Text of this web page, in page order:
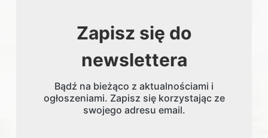
Zapisz się do
newslettera
Bądź na bieżąco z aktualnościami i
ogłoszeniami. Zapisz się korzystając ze
swojego adresu email.